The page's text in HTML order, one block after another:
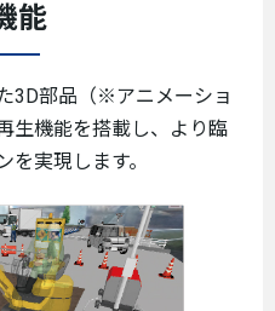
能
た3D部品（※アニメーショ
生機能を搭載し、より臨
実現します。